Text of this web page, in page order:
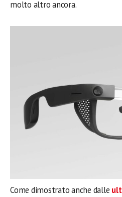
molto altro ancora.
Come dimostrato anche dalle